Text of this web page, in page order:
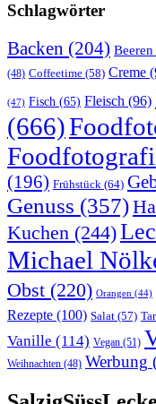
Schlagwörter
Backen (204) Beeren
(48) Coffeetime (58) Creme
(47) Fisch (65) Fleisch (96)
(666)
(196) Frühstück (64)
Genuss (357)
Kuchen (244)
Michael
Obst (220) Orangen (44)
Rezepte (100) Salat (57)
Vanille (114) Vegan (51)
Weihnachten (48) Werbung